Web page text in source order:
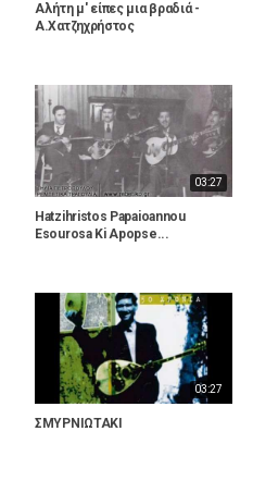
Αλήτη μ' είπες μια βραδιά -
Α.Χατζηχρήστος
03:27
Hatzihristos Papaioannou
Esourosa Ki Apopse...
03:27
ΣΜΥΡΝΙΩΤΑΚΙ